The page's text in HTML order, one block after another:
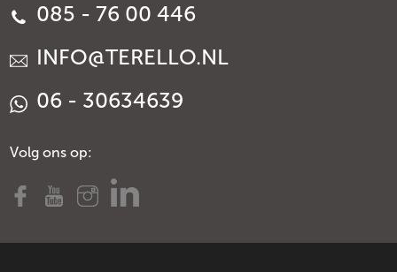
085 - 76 00 446
INFO@TERELLO.NL
06 - 30634639
Volg ons op: